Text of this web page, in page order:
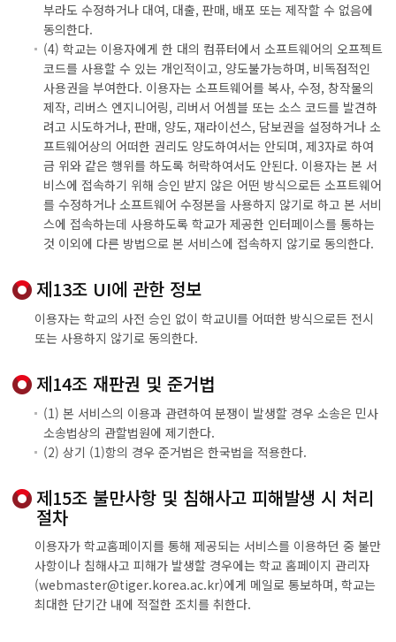
부라도 수정하거나 대여, 대출, 판매, 배포 또는 제작할 수 없음에
동의한다.
(4) 학교는 이용자에게 한 대의 컴퓨터에서 소프트웨어의 오프젝트
코드를 사용할 수 있는 개인적이고, 양도불가능하며, 비독점적인
사용권을 부여한다. 이용자는 소프트웨어를 복사, 수정, 창작물의
제작, 리버스 엔지니어링, 리버서 어셈블 또는 소스 코드를 발견하
려고 시도하거나, 판매, 양도, 재라이선스, 담보권을 설정하거나 소
프트웨어상의 어떠한 권리도 양도하여서는 안되며, 제3자로 하여
금 위와 같은 행위를 하도록 허락하여서도 안된다. 이용자는 본 서
비스에 접속하기 위해 승인 받지 않은 어떤 방식으로든 소프트웨어
를 수정하거나 소프트웨어 수정본을 사용하지 않기로 하고 본 서비
스에 접속하는데 사용하도록 학교가 제공한 인터페이스를 통하는
것 이외에 다른 방법으로 본 서비스에 접속하지 않기로 동의한다.
제13조 UI에 관한 정보
이용자는 학교의 사전 승인 없이 학교UI를 어떠한 방식으로든 전시
또는 사용하지 않기로 동의한다.
제14조 재판권 및 준거법
(1) 본 서비스의 이용과 관련하여 분쟁이 발생할 경우 소송은 민사
소송법상의 관할법원에 제기한다.
(2) 상기 (1)항의 경우 준거법은 한국법을 적용한다.
제15조 불만사항 및 침해사고 피해발생 시 처리
절차
이용자가 학교홈페이지를 통해 제공되는 서비스를 이용하던 중 불만
사항이나 침해사고 피해가 발생할 경우에는 학교 홈페이지 관리자
(webmaster@tiger.korea.ac.kr)에게 메일로 통보하며, 학교는
최대한 단기간 내에 적절한 조치를 취한다.